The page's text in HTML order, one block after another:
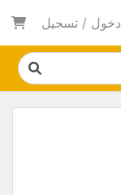
دخول / تسجيل